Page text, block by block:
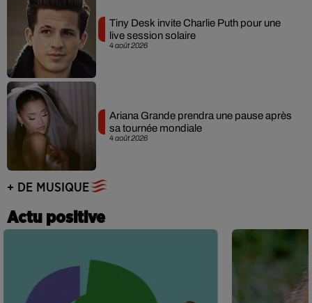
4 août 2026
Tiny Desk invite Charlie Puth pour une
live session solaire
4 août 2026
Ariana Grande prendra une pause après
sa tournée mondiale
+ DE MUSIQUE
Actu positive